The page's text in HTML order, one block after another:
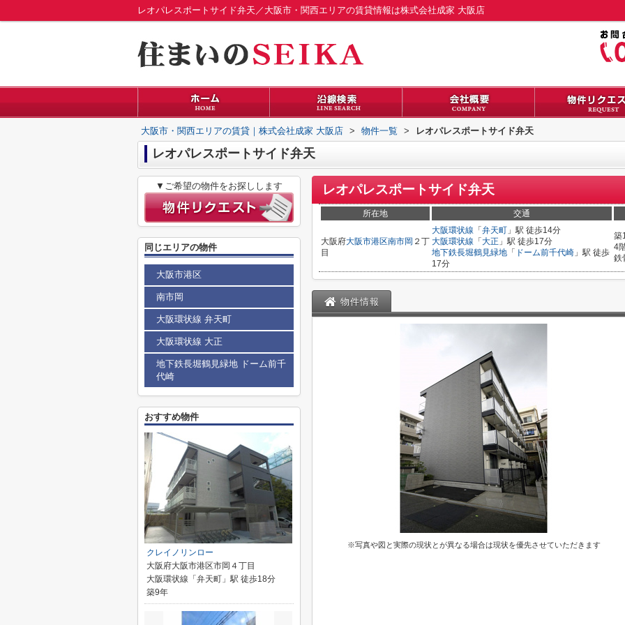
レオパレスポートサイド弁天／大阪市・関西エリアの賃貸情報は株式会社成家 大阪店
大阪市・関西エリアの賃貸｜株式会社成家 大阪店 > 物件一覧 > レオパレスポートサイド弁天
レオパレスポートサイド弁天
レオパレスポートサイド弁天
所在地 交通
大阪府大阪市港区南市岡 ２丁
目
大阪環状線 「 弁天町 」駅 徒歩14分
大阪環状線 「 大正 」駅 徒歩17分
地下鉄長堀鶴見緑地 「 ドーム前千代崎 」駅 徒歩
17分
築
4
鉄
物件情報
※写真や図と実際の現状とが異なる場合は現状を優先させていただきます
▼ご希望の物件をお探しします
同じエリアの物件
大阪市港区
南市岡
大阪環状線 弁天町
大阪環状線 大正
地下鉄長堀鶴見緑地 ドーム前千
代崎
おすすめ物件
クレイノリンロー
大阪府大阪市港区市岡４丁目
大阪環状線「弁天町」駅 徒歩18分
築9年